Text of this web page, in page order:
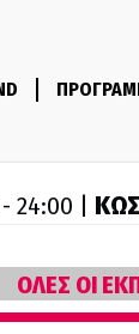
24:00 |
ΟΛΕΣ ΟΙ